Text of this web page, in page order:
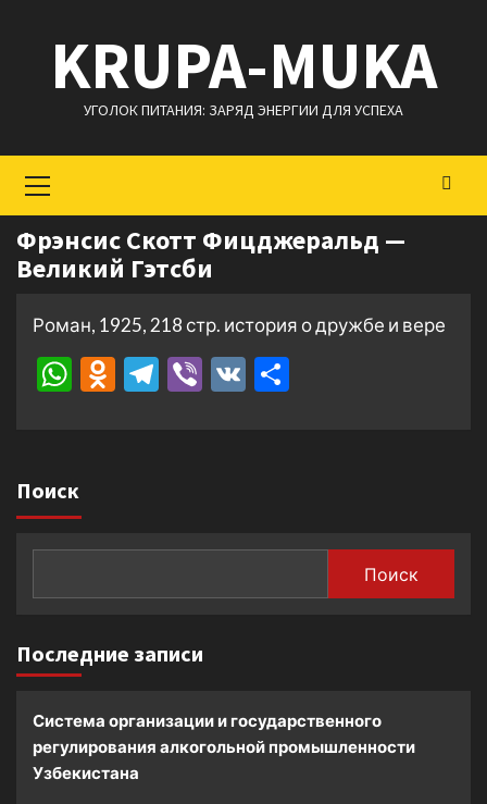
содержимому
KRUPA-MUKA
УГОЛОК ПИТАНИЯ: ЗАРЯД ЭНЕРГИИ ДЛЯ УСПЕХА
меню
Фрэнсис Скотт Фицджеральд —
Великий Гэтсби
Роман, 1925, 218 стр. история о дружбе и вере
WhatsApp
Odnoklassniki
Telegram
Viber
VK
Поиск
Поиск
Последние записи
Система организации и государственного
регулирования алкогольной промышленности
Узбекистана